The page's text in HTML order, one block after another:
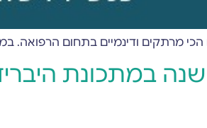
מרתקים ודינמיים בתחום הרפואה.